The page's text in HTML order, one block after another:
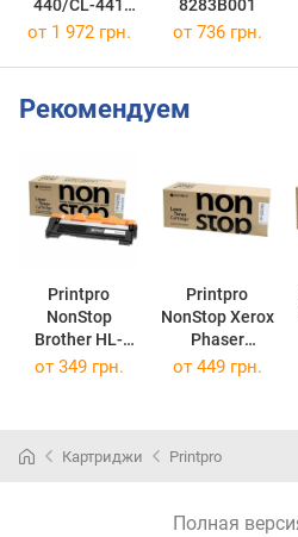
440/CL-441
MULTI
8283B001
от 1 972 грн. от 736 грн.
Рекомендуем
Printpro
NonStop
Brother HL-
1112R/DCP-
(PP-B1075NS)
Printpro
NonStop Xerox
Phaser
3020/WC3025
от 349 грн. от 449 грн.
Картриджи Printpro
Полная